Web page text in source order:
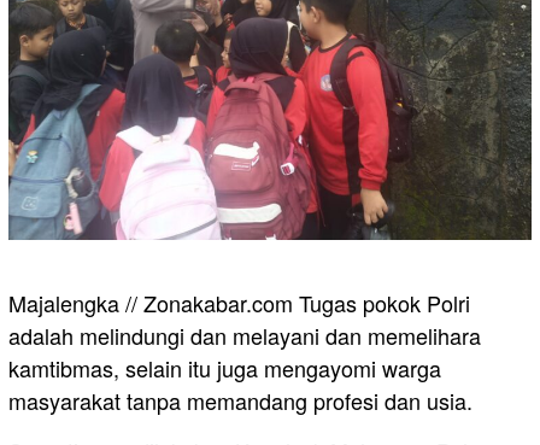
Majalengka // Zonakabar.com Tugas pokok Polri
adalah melindungi dan melayani dan memelihara
kamtibmas, selain itu juga mengayomi warga
masyarakat tanpa memandang profesi dan usia.